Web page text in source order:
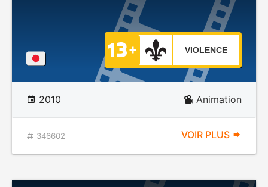
VIOLENCE
2010 Animation
346602 VOIR PLUS